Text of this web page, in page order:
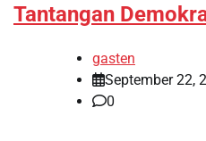
Tantangan
gasten
September 22,
0